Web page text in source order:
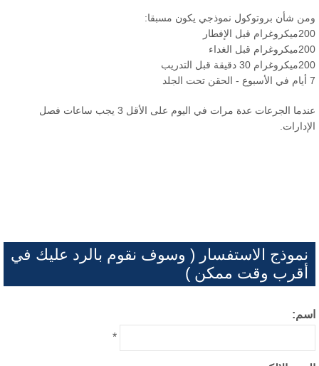
شأن بروتوكول نموذجي يكون مسبقا:
الإفطار
الغداء
قبل التدريب
عندما الجرعات عدة مرات في اليوم على الأقل 3 يجب ساعات فصل
الاستفسار ( وسوف نقوم بالرد عليك في
وقت ممكن )